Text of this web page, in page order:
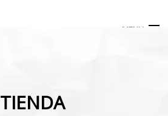
MENU
TIENDA